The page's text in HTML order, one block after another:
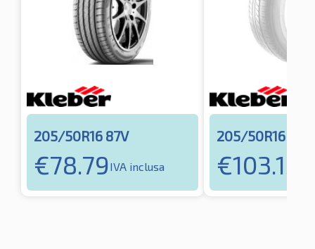
205/50R16 87V
€78.79IVA inclusa
205/50R16
€103.15